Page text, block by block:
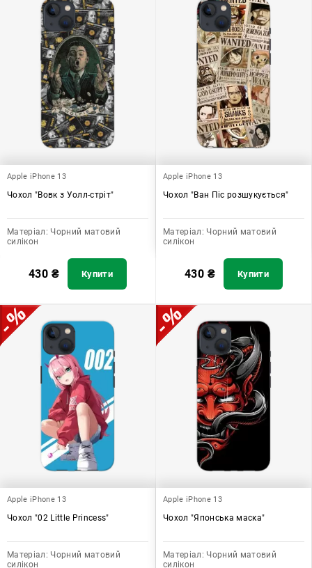
Apple iPhone 13
Чохол "Вовк з Уолл-стріт"
Матеріал: Чорний матовий
силікон
430 ₴ Купити
Apple iPhone 13
Чохол "Ван Піс розшукується"
Матеріал: Чорний матовий
силікон
430 ₴ Купити
Apple iPhone 13
Чохол "02 Little Princess"
Матеріал: Чорний матовий
силікон
Apple iPhone 13
Чохол "Японська маска"
Матеріал: Чорний матовий
силікон